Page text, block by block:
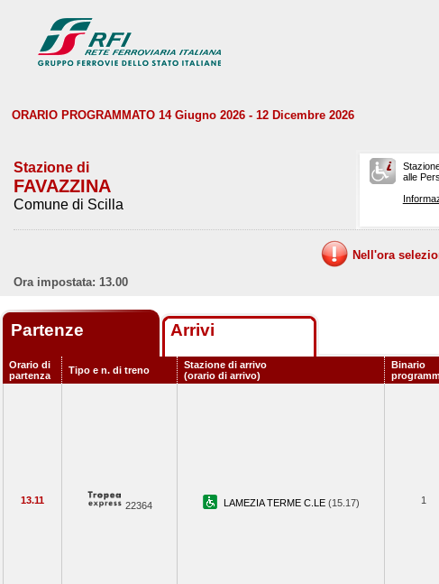
ORARIO PROGRAMMATO 14 Giugno 2026 - 12 Dicembre 2026
Stazione di
FAVAZZINA
Comune di Scilla
alle
Nell'ora
Ora impostata: 13.00
Partenze Arrivi
Orario di
partenza
Tipo e n. di treno
Stazione di arrivo
(orario di arrivo)
Binario
13.11 22364 LAMEZIA TERME C.LE (15.17) 1